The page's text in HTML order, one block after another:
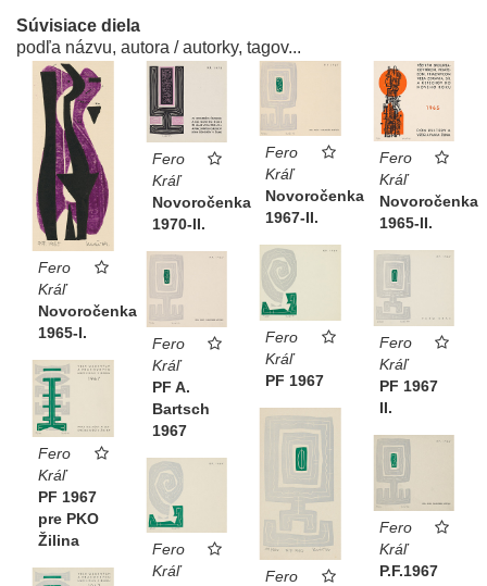
Súvisiace diela
podľa názvu, autora / autorky, tagov...
Fero
Kráľ
Novoročenka
1965-I.
Fero
Kráľ
Novoročenka
1970-II.
Fero
Kráľ
Novoročenka
1967-II.
Fero
Kráľ
Novoročenka
1965-II.
Fero
Kráľ
PF 1967
Fero
Kráľ
PF 1967
II.
Fero
Kráľ
PF A.
Bartsch
1967
Fero
Kráľ
PF 1967
pre PKO
Žilina
Fero
Fero
Kráľ
P.F.1967
Fero
Kráľ